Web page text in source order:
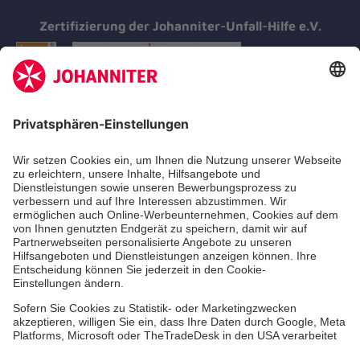
Zertifizierung der Johanniter-Unfall-Hilfe e.V.
Aus- & Fortbildung
Erste-Hilfe-Kurse
Jobs & Ehrenamt
Freiwilligendienst
Spendenprojekte